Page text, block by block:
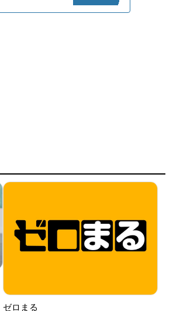
ゼロまる